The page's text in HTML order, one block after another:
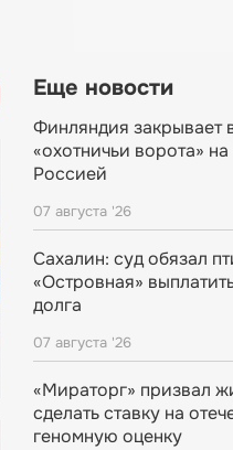
Еще новости
Финляндия закрывает
«охотничьи ворота»
Россией
07 августа '26
Сахалин: суд обязал
«Островная»
долга
07 августа '26
«Мираторг» призвал
сделать ставку на
геномную оценку